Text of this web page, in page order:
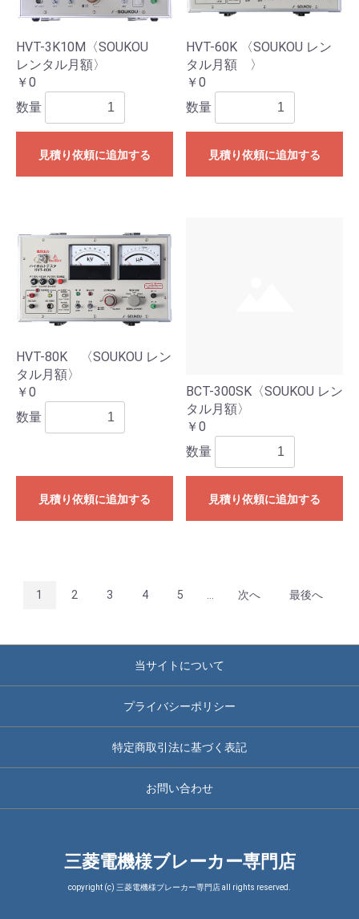
HVT-3K10M〈SOUKOU
レンタル月額〉
￥0
数量
見積り依頼に追加する
HVT-60K 〈SOUKOU レン
タル月額 〉
￥0
数量
見積り依頼に追加する
HVT-80K 〈SOUKOU レン
タル月額〉
￥0
数量
見積り依頼に追加する
BCT-300SK〈SOUKOU レン
タル月額〉
￥0
数量
見積り依頼に追加する
1 2 3 4 5 ... 次へ 最後へ
当サイトについて
プライバシーポリシー
特定商取引法に基づく表記
お問い合わせ
三菱電機様ブレーカー専門店
copyright (c) 三菱電機様ブレーカー専門店 all rights reserved.